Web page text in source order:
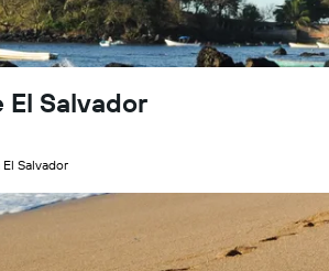
El Salvador
Salvador